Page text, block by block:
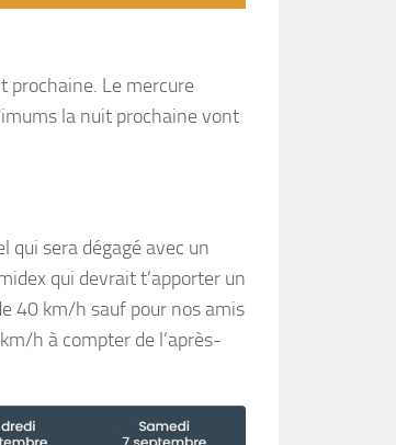
prochaine. Le mercure
la nuit prochaine vont
qui sera dégagé avec un
qui devrait t’apporter un
40 km/h sauf pour nos amis
h à compter de l’après-